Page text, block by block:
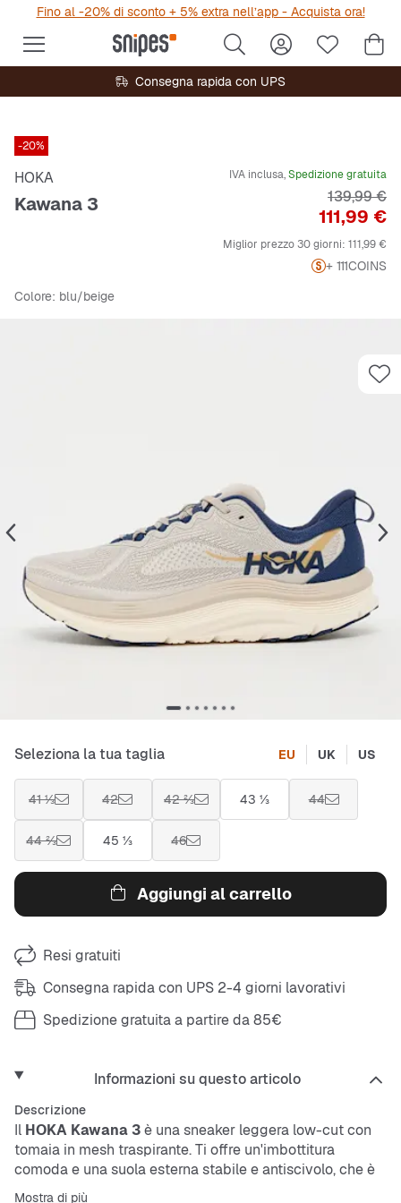
Fino al -20% di sconto + 5% extra nell’app - Acquista ora!
Consegna rapida con UPS
-20%
HOKA
Kawana 3
IVA inclusa,Spedizione gratuita
Prezzo
111,99 €
Prezzo
139,99 €
Miglior prezzo 30 giorni: 111,99 €
+ 111COINS
Colore: blu/beige
Seleziona la tua taglia EU UK US
41 ⅓ 42 42 ⅔ 43 ⅓ 44
44 ⅔ 45 ⅓ 46
Aggiungi al carrello
Resi gratuiti
Consegna rapida con UPS 2-4 giorni lavorativi
Spedizione gratuita a partire da 85€
Informazioni su questo articolo
Descrizione
Il HOKA Kawana 3è unasneaker leggera low-cut con
tomaia in mesh traspirante. Ti offre un'imbottitura
comoda e una suola esterna stabile e antiscivolo, che è
flessibile e ammortizzante. Perfetta per chi cerca
Mostra di più